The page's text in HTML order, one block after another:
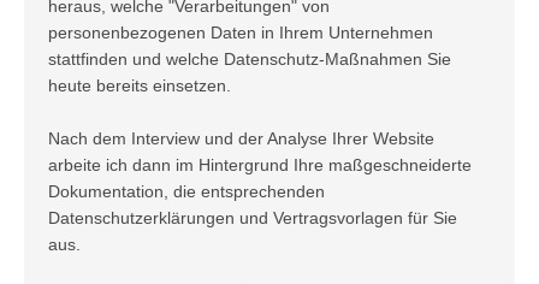
heraus, welche "Verarbeitungen" von
personenbezogenen Daten in Ihrem Unternehmen
stattfinden und welche Datenschutz-Maßnahmen Sie
heute bereits einsetzen.
Nach dem Interview und der Analyse Ihrer Website
arbeite ich dann im Hintergrund Ihre maßgeschneiderte
Dokumentation, die entsprechenden
Datenschutzerklärungen und Vertragsvorlagen für Sie
aus.